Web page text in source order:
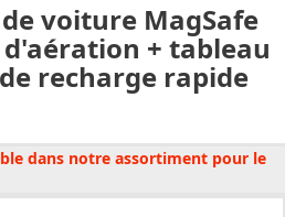
voiture MagSafe
+ tableau
recharge rapide
dans notre assortiment pour le